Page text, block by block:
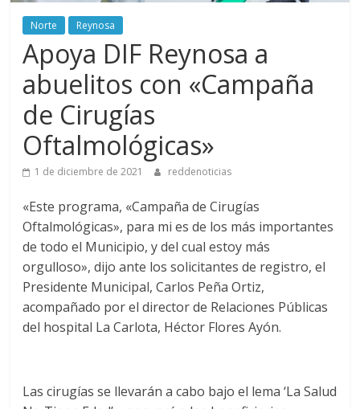
Norte Reynosa
Apoya DIF Reynosa a
abuelitos con «Campaña
de Cirugías
Oftalmológicas»
1 de diciembre de 2021 reddenoticias
«Este programa, «Campaña de Cirugías
Oftalmológicas», para mi es de los más importantes
de todo el Municipio, y del cual estoy más
orgulloso», dijo ante los solicitantes de registro, el
Presidente Municipal, Carlos Peña Ortiz,
acompañado por el director de Relaciones Públicas
del hospital La Carlota, Héctor Flores Ayón.
Las cirugías se llevarán a cabo bajo el lema ‘La Salud